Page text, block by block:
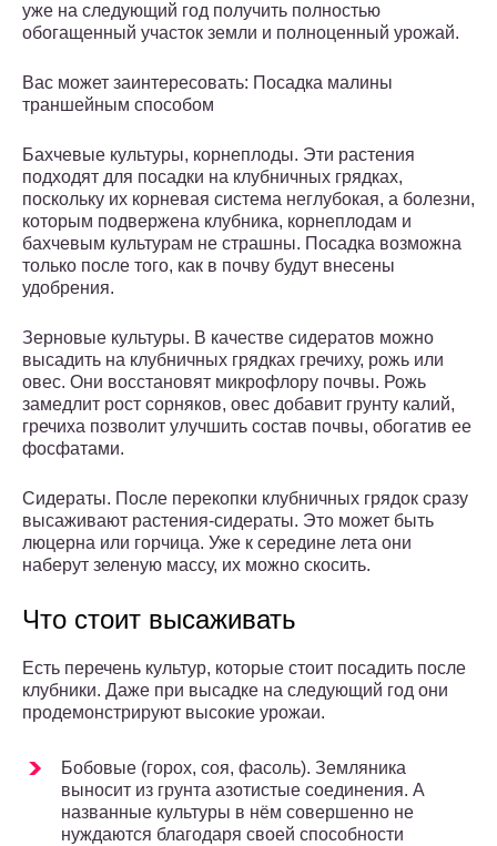
уже на следующий год получить полностью
обогащенный участок земли и полноценный урожай.
Вас может заинтересовать: Посадка малины
траншейным способом
Бахчевые культуры, корнеплоды. Эти растения
подходят для посадки на клубничных грядках,
поскольку их корневая система неглубокая, а болезни,
которым подвержена клубника, корнеплодам и
бахчевым культурам не страшны. Посадка возможна
только после того, как в почву будут внесены
удобрения.
Зерновые культуры. В качестве сидератов можно
высадить на клубничных грядках гречиху, рожь или
овес. Они восстановят микрофлору почвы. Рожь
замедлит рост сорняков, овес добавит грунту калий,
гречиха позволит улучшить состав почвы, обогатив ее
фосфатами.
Сидераты. После перекопки клубничных грядок сразу
высаживают растения-сидераты. Это может быть
люцерна или горчица. Уже к середине лета они
наберут зеленую массу, их можно скосить.
Что стоит высаживать
Есть перечень культур, которые стоит посадить после
клубники. Даже при высадке на следующий год они
продемонстрируют высокие урожаи.
Бобовые (горох, соя, фасоль). Земляника
выносит из грунта азотистые соединения. А
названные культуры в нём совершенно не
нуждаются благодаря своей способности